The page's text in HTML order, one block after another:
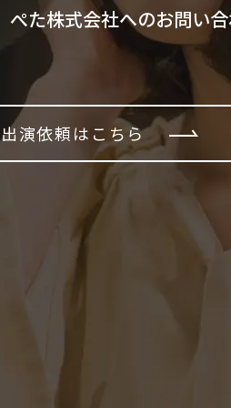
ぺた株式会社へのお問い
出演依頼はこちら